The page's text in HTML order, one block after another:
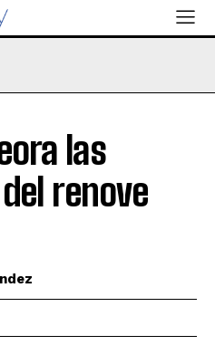
las
renove